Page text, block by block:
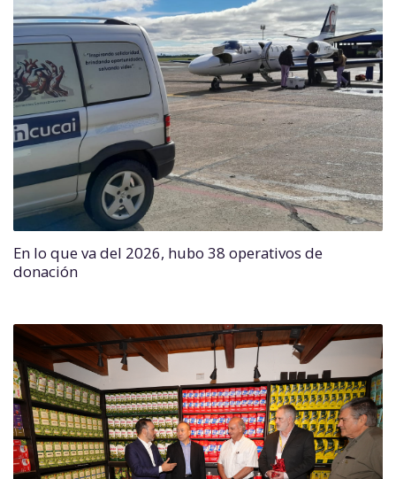
En lo que va del 2026, hubo 38 operativos de
donación